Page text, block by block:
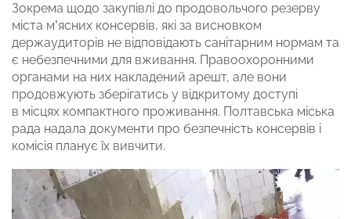
Зокрема щодо закупівлі до продовольчого резерву
міста м’ясних консервів, які за висновком
держаудиторів не відповідають санітарним нормам та
є небезпечними для вживання. Правоохоронними
органами на них накладений арешт, але вони
продовжують зберігатись у відкритому доступі
в місцях компактного проживання. Полтавська міська
рада надала документи про безпечність консервів і
комісія планує їх вивчити.